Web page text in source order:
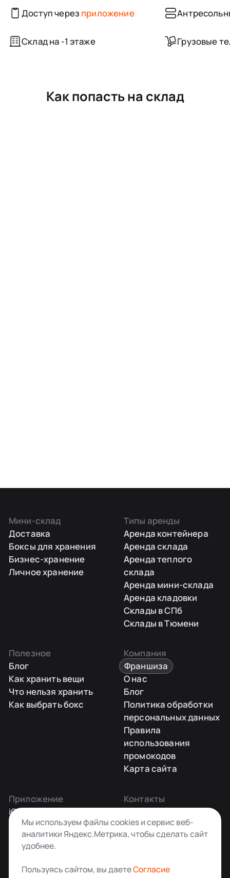
Доступ через приложение
Склад на -1 этаже Грузовые
Как попасть на склад
Мини-склад
Доставка
Боксы для хранения
Бизнес-хранение
Личное хранение
Типы аренды
Аренда контейнера
Аренда склада
Аренда теплого
склада
Аренда мини-склада
Аренда кладовки
Склады в СПб
Склады в Тюмени
Полезное
Блог
Как хранить вещи
Что нельзя хранить
Как выбрать бокс
Компания
Франшиза
О нас
Блог
Политика обработки
персональных данных
Правила
использования
промокодов
Карта сайта
Приложение
iOS
Android
Контакты
Заказать звонок
+7 495 181-55-45
info@kladovkin.ru
Мы используем файлы cookies и сервис веб-
аналитики Яндекс.Метрика, чтобы сделать сайт
удобнее.
Пользуясь сайтом, вы даетеСогласие